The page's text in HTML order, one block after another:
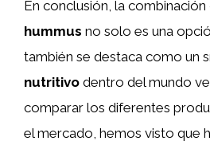
En conclusión, la combinación
hummus no solo es una
también se destaca como un
nutritivo dentro del mundo
comparar los diferentes
el mercado, hemos visto que